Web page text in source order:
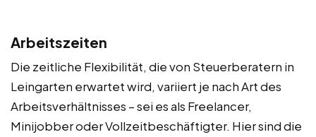
Arbeitszeiten
Die zeitliche Flexibilität, die von Steuerberatern in
Leingarten erwartet wird, variiert je nach Art des
Arbeitsverhältnisses – sei es als Freelancer,
Minijobber oder Vollzeitbeschäftigter. Hier sind die